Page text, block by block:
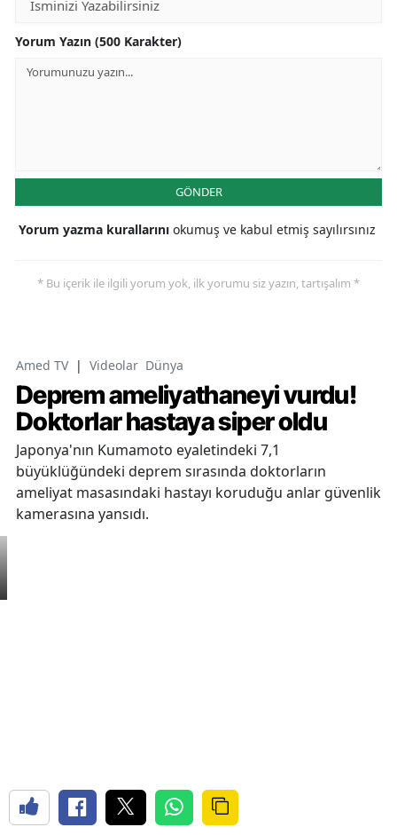
Yorum Yazın (500 Karakter)
GÖNDER
Yorum yazma kurallarını okumuş ve kabul etmiş sayılırsınız
* Bu içerik ile ilgili yorum yok, ilk yorumu siz yazın, tartışalım *
Amed TV | Videolar Dünya
Deprem ameliyathaneyi vurdu!
Doktorlar hastaya siper oldu
Japonya'nın Kumamoto eyaletindeki 7,1
büyüklüğündeki deprem sırasında doktorların
ameliyat masasındaki hastayı koruduğu anlar güvenlik
kamerasına yansıdı.